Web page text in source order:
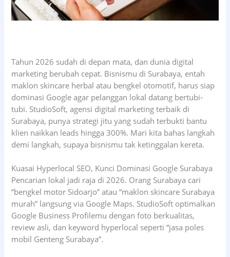
Tahun 2026 sudah di depan mata, dan dunia digital
marketing berubah cepat. Bisnismu di Surabaya, entah
maklon skincare herbal atau bengkel otomotif, harus siap
dominasi Google agar pelanggan lokal datang bertubi-
tubi. StudioSoft, agensi digital marketing terbaik di
Surabaya, punya strategi jitu yang sudah terbukti bantu
klien naikkan leads hingga 300%. Mari kita bahas langkah
demi langkah, supaya bisnismu tak ketinggalan kereta.
Kuasai Hyperlocal SEO, Kunci Dominasi Google Surabaya
Pencarian lokal jadi raja di 2026. Orang Surabaya cari
“bengkel motor Sidoarjo” atau “maklon skincare Surabaya
murah” langsung via Google Maps. StudioSoft optimalkan
Google Business Profilemu dengan foto berkualitas,
review asli, dan keyword hyperlocal seperti “jasa poles
mobil Genteng Surabaya”.